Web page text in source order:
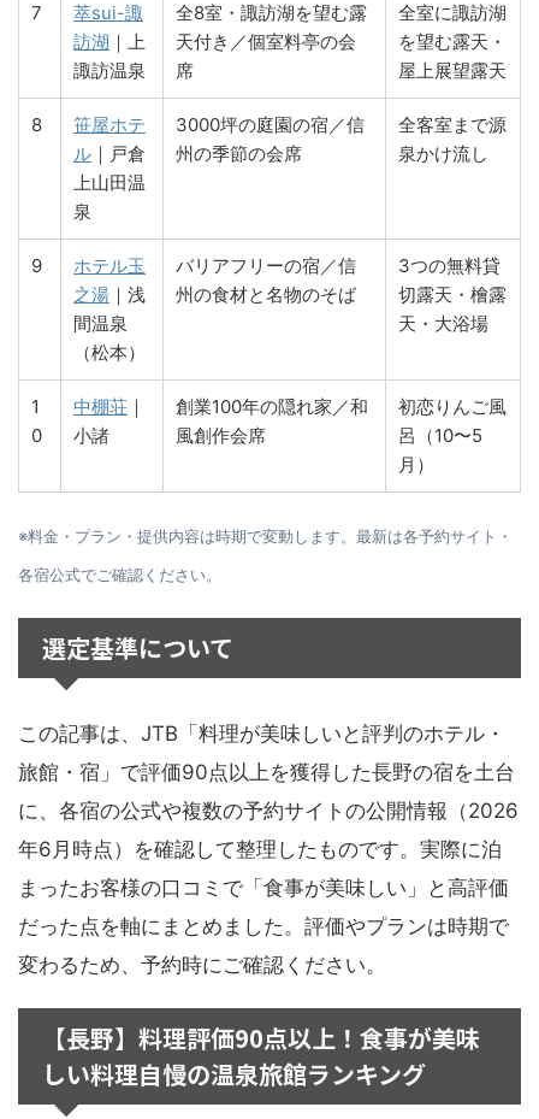
7
萃sui-諏
訪湖 ｜上
諏訪温泉
全8室・諏訪湖を望む露
天付き／個室料亭の会
席
全室に諏訪湖
を望む露天・
屋上展望露天
8
笹屋ホテ
ル ｜戸倉
上山田温
泉
3000坪の庭園の宿／信
州の季節の会席
全客室まで源
泉かけ流し
9
ホテル玉
之湯 ｜浅
間温泉
（松本）
バリアフリーの宿／信
州の食材と名物のそば
3つの無料貸
切露天・檜露
天・大浴場
1
0
中棚荘 ｜
小諸
創業100年の隠れ家／和
風創作会席
初恋りんご風
呂（10〜5
月）
※料金・プラン・提供内容は時期で変動します。最新は各予約サイト・
各宿公式でご確認ください。
選定基準について
この記事は、JTB「料理が美味しいと評判のホテル・
旅館・宿」で評価90点以上を獲得した長野の宿を土台
に、各宿の公式や複数の予約サイトの公開情報（2026
年6月時点）を確認して整理したものです。実際に泊
まったお客様の口コミで「食事が美味しい」と高評価
だった点を軸にまとめました。評価やプランは時期で
変わるため、予約時にご確認ください。
【長野】料理評価90点以上！食事が美味
しい料理自慢の温泉旅館ランキング